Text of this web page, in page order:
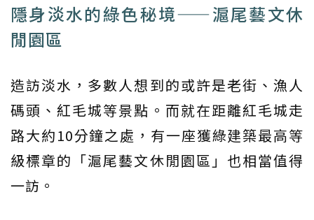
隱身淡水的綠色秘境——滬尾藝文休
閒園區
造訪淡水，多數人想到的或許是老街、漁人
碼頭、紅毛城等景點。而就在距離紅毛城走
路大約10分鐘之處，有一座獲綠建築最高等
級標章的「滬尾藝文休閒園區」也相當值得
一訪。